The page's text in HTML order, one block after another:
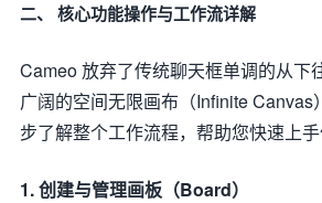
二、 核心功能操作与工作流详解
Cameo 放弃了传统聊天框单调的从下
广阔的空间无限画布（Infinite Canvas
步了解整个工作流程，帮助您快速上手
1. 创建与管理画板（Board）